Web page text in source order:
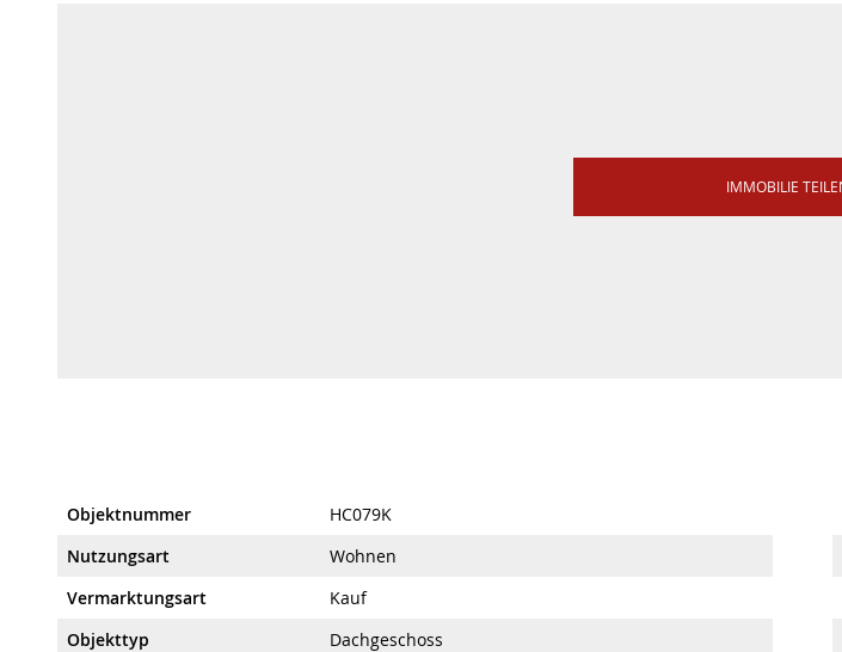
Vermarktungsart
Kauf
Objekttyp
Dachgeschoss
Objektart
Wohnung
PLZ
28259